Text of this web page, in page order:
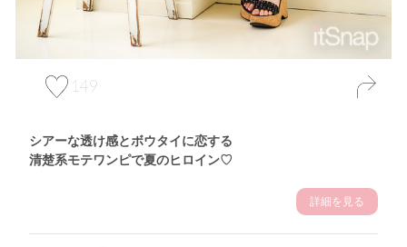
149
シアーな透け感とボウタイに恋する
清楚系モテワンピで夏のヒロイン♡
詳細を見る